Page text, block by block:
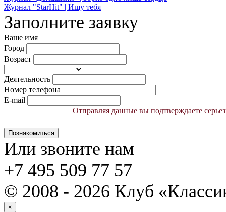
Журнал "StarHit" | Ищу тебя
Заполните заявку
Ваше имя
Город
Возраст
Деятельность
Номер телефона
E-mail
Отправляя данные вы подтверждаете
Познакомиться
Или звоните нам
+7 495 509 77 57
© 2008 - 2026 Клуб
×